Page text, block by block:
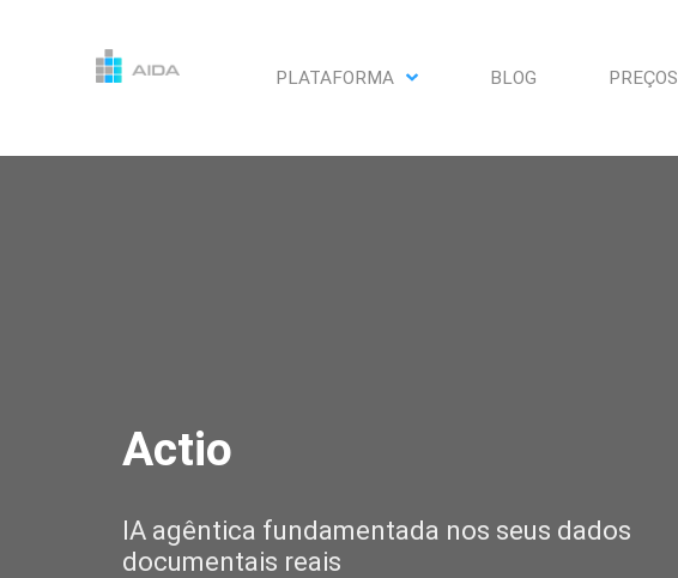
PLATAFORMA BLOG PREÇOS
Actio
IA agêntica fundamentada nos seus dados
documentais reais